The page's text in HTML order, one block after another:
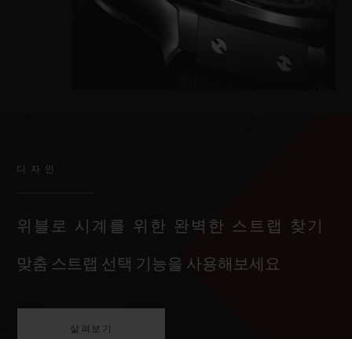
디자인
위블로 시계를 위한 완벽한 스트랩 찾기
맞춤 스트랩 선택 기능을 사용해보세요
살펴보기